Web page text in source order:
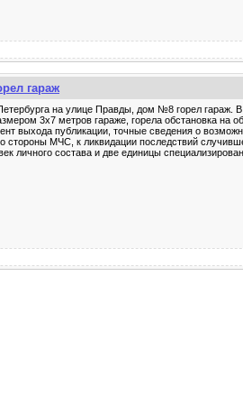
гараж
на улице Правды, дом №8 горел гараж. В
3х7 метров гараже, горела обстановка на
выхода публикации, точные сведения о
стороны МЧС, к ликвидации последствий
личного состава и две единицы